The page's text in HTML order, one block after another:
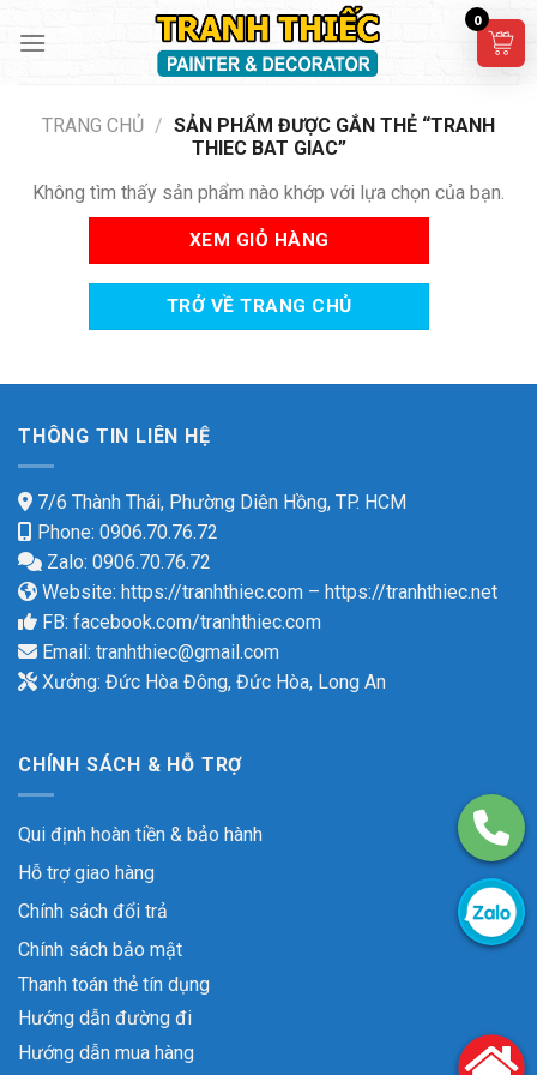
TRANG CHỦ / SẢN PHẨM ĐƯỢC GẮN THẺ “TRANH
THIEC BAT GIAC”
Không tìm thấy sản phẩm nào khớp với lựa chọn của bạn.
XEM GIỎ HÀNG
TRỞ VỀ TRANG CHỦ
THÔNG TIN LIÊN HỆ
7/6 Thành Thái, Phường Diên Hồng, TP. HCM
Phone: 0906.70.76.72
Zalo: 0906.70.76.72
Website: https://tranhthiec.com – https://tranhthiec.net
FB: facebook.com/tranhthiec.com
Email: tranhthiec@gmail.com
Xưởng: Đức Hòa Đông, Đức Hòa, Long An
CHÍNH SÁCH & HỖ TRỢ
Qui định hoàn tiền & bảo hành
Hỗ trợ giao hàng
Chính sách đổi trả
Chính sách bảo mật
Thanh toán thẻ tín dụng
Hướng dẫn đường đi
Hướng dẫn mua hàng
0